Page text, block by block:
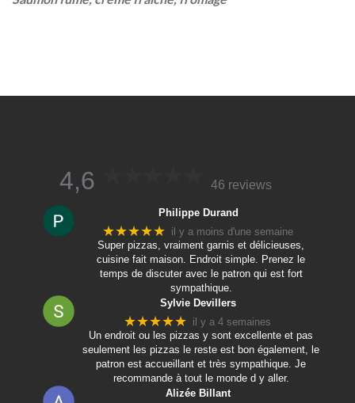
4,6 46 reviews
Philippe Durand
★★★★★ il y a moins d'une semaine
Super pizzas, vraiment garnis et délicieuses,
cuisine fait maison. Endroit simple. Prenez le
temps de discuter avec le patron qui est fort
sympathique.
Sylvie Devillers
★★★★★ il y a 4 semaines
Un endroit ou les pizzas y sont excellente et pas
seulement les pizzas le reste est bon également, le
patron est accueillant et très sympathique. Je
recommande à tout le monde d y aller.
Alizée Billant